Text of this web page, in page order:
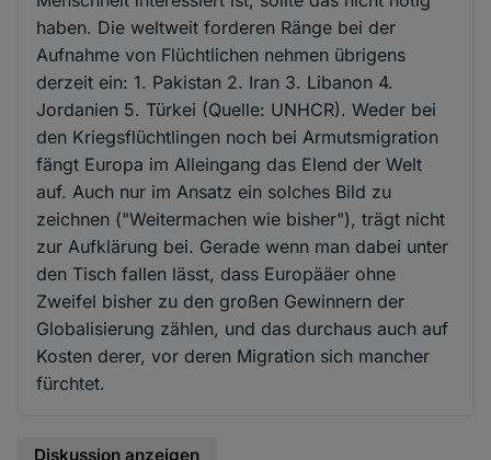
haben. Die weltweit forderen Ränge bei der
Aufnahme von Flüchtlichen nehmen übrigens
derzeit ein: 1. Pakistan 2. Iran 3. Libanon 4.
Jordanien 5. Türkei (Quelle: UNHCR). Weder bei
den Kriegsflüchtlingen noch bei Armutsmigration
fängt Europa im Alleingang das Elend der Welt
auf. Auch nur im Ansatz ein solches Bild zu
zeichnen ("Weitermachen wie bisher"), trägt nicht
zur Aufklärung bei. Gerade wenn man dabei unter
den Tisch fallen lässt, dass Europääer ohne
Zweifel bisher zu den großen Gewinnern der
Globalisierung zählen, und das durchaus auch auf
Kosten derer, vor deren Migration sich mancher
fürchtet.
Diskussion anzeigen